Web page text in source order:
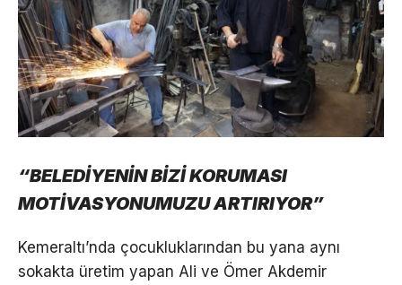
“BELEDİYENİN BİZİ KORUMASI
MOTİVASYONUMUZU ARTIRIYOR”
Kemeraltı’nda çocukluklarından bu yana aynı
sokakta üretim yapan Ali ve Ömer Akdemir